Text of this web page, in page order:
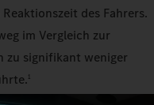
des Fahrers.
im Vergleich zur
zu signifikant weniger
1